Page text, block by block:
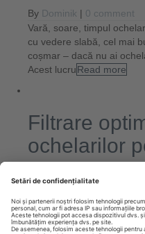
By Dominik | 0 comment
Vară, soare, timpul
cu vedere slabă, cel mai
coșmar – dacă nu ai
Acest lucruRead more
Filtrare
ochelarilor
Ochelarii de soare
protecție clasic împotriva
un accesoriu
şi să-l perfecṭioneze